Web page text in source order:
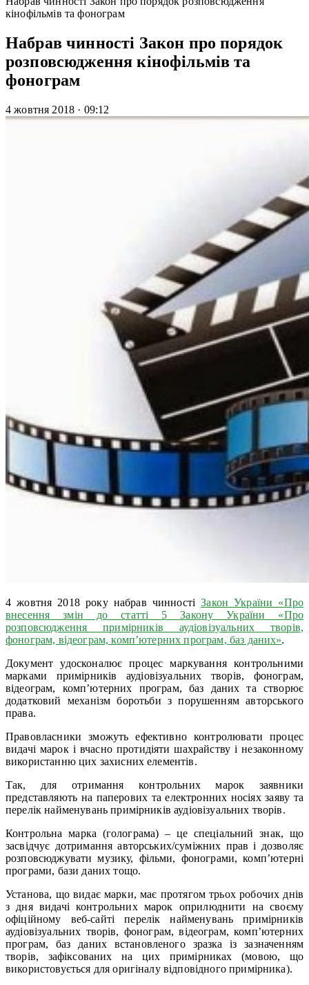
кінофільмів та фонограм
Набрав чинності Закон про порядок
розповсюдження кінофільмів та
фонограм
4 жовтня 2018 · 09:12
4 жовтня 2018 року набрав чинностіЗакон України «Про
внесення змін до статті 5 Закону України «Про
розповсюдження примірників аудіовізуальних творів,
фонограм, відеограм, комп’ютерних програм, баз даних».
Документ удосконалює процес маркування контрольними
марками примірників аудіовізуальних творів, фонограм,
відеограм, комп’ютерних програм, баз даних та створює
додатковий механізм боротьби з порушенням авторського
права.
Правовласники зможуть ефективно контролювати процес
видачі марок і вчасно протидіяти шахрайству і незаконному
використанню цих захисних елементів.
Так, для отримання контрольних марок заявники
представляють на паперових та електронних носіях заяву та
перелік найменувань примірників аудіовізуальних творів.
Контрольна марка (голограма) – це спеціальний знак, що
засвідчує дотримання авторських/суміжних прав і дозволяє
розповсюджувати музику, фільми, фонограми, комп’ютерні
програми, бази даних тощо.
Установа, що видає марки, має протягом трьох робочих днів
з дня видачі контрольних марок оприлюднити на своєму
офіційному веб-сайті перелік найменувань примірників
аудіовізуальних творів, фонограм, відеограм, комп’ютерних
програм, баз даних встановленого зразка із зазначенням
творів, зафіксованих на цих примірниках (мовою, що
використовується для оригіналу відповідного примірника).